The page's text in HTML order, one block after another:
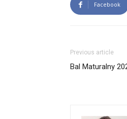
Facebook
Previous article
Bal Maturalny